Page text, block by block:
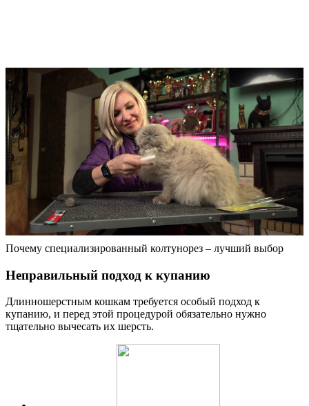
Почему специализированный колтунорез – лучший выбор
Неправильный подход к купанию
Длинношерстным кошкам требуется особый подход к
купанию, и перед этой процедурой обязательно нужно
тщательно вычесать их шерсть.